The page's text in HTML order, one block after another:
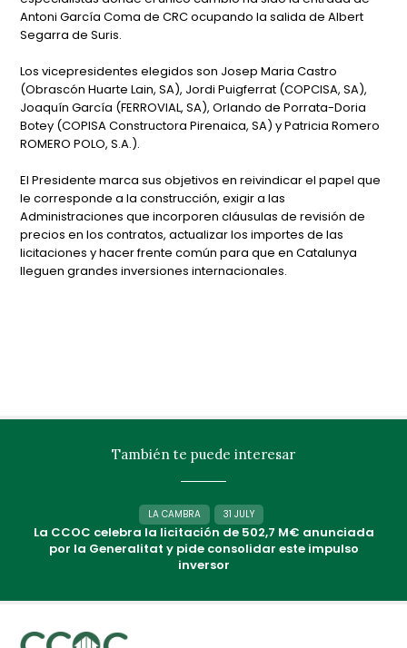
Antoni García Coma de CRC ocupando la salida de Albert
Segarra de Suris.
Los vicepresidentes elegidos son Josep Maria Castro
(Obrascón Huarte Lain, SA), Jordi Puigferrat (COPCISA, SA),
Joaquín García (FERROVIAL, SA), Orlando de Porrata-Doria
Botey (COPISA Constructora Pirenaica, SA) y Patricia Romero
ROMERO POLO, S.A.).
El Presidente marca sus objetivos en reivindicar el papel que
le corresponde a la construcción, exigir a las
Administraciones que incorporen cláusulas de revisión de
precios en los contratos, actualizar los importes de las
licitaciones y hacer frente común para que en Catalunya
lleguen grandes inversiones internacionales.
También te puede interesar
LA CAMBRA 31 JULY
La CCOC celebra la licitación de 502,7 M€ anunciada
por la Generalitat y pide consolidar este impulso
inversor